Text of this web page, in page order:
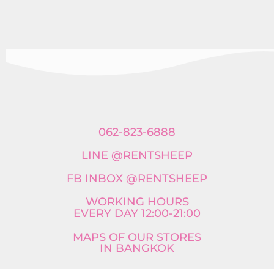
062-823-6888
LINE @RENTSHEEP
FB INBOX @RENTSHEEP
WORKING HOURS
EVERY DAY 12:00-21:00
MAPS OF OUR STORES
IN BANGKOK